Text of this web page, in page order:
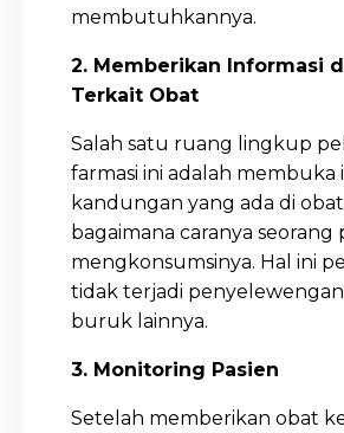
membutuhkannya.
2. Memberikan Informasi
Terkait Obat
Salah satu ruang lingkup
farmasi ini adalah membuka
kandungan yang ada di
bagaimana caranya seorang
mengkonsumsinya. Hal ini
tidak terjadi
buruk lainnya.
3. Monitoring Pasien
Setelah memberikan obat